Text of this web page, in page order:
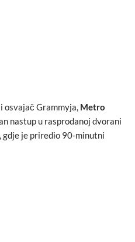
osvajač Grammyja, Metro
nastup u rasprodanoj dvorani
gdje je priredio 90-minutni